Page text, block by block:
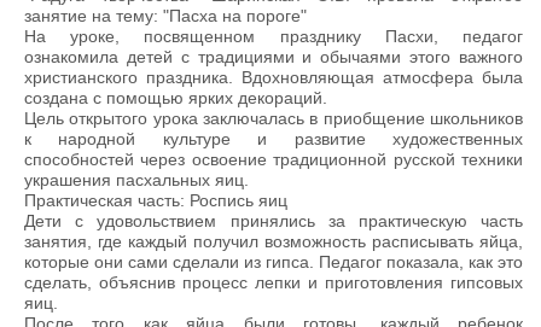
занятие на тему: "Пасха на пороге"
На уроке, посвященном празднику Пасхи, педагог
ознакомила детей с традициями и обычаями этого важного
христианского праздника. Вдохновляющая атмосфера была
создана с помощью ярких декораций.
Цель открытого урока заключалась в приобщение школьников
к народной культуре и развитие художественных
способностей через освоение традиционной русской техники
украшения пасхальных яиц.
Практическая часть: Роспись яиц
Дети с удовольствием принялись за практическую часть
занятия, где каждый получил возможность расписывать яйца,
которые они сами сделали из гипса. Педагог показала, как это
сделать, объяснив процесс лепки и приготовления гипсовых
яиц.